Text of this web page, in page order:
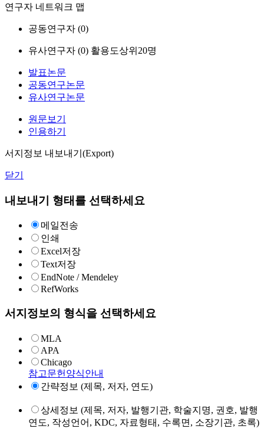
연구자 네트워크 맵
공동연구자 (0)
유사연구자 (0) 활용도상위20명
발표논문
공동연구논문
유사연구논문
원문보기
인용하기
서지정보 내보내기(Export)
닫기
내보내기 형태를 선택하세요
메일전송
인쇄
Excel저장
Text저장
EndNote / Mendeley
RefWorks
서지정보의 형식을 선택하세요
MLA
APA
Chicago
참고문헌양식안내
간략정보 (제목, 저자, 연도)
상세정보 (제목, 저자, 발행기관, 학술지명, 권호, 발행
연도, 작성언어, KDC, 자료형태, 수록면, 소장기관, 초록)